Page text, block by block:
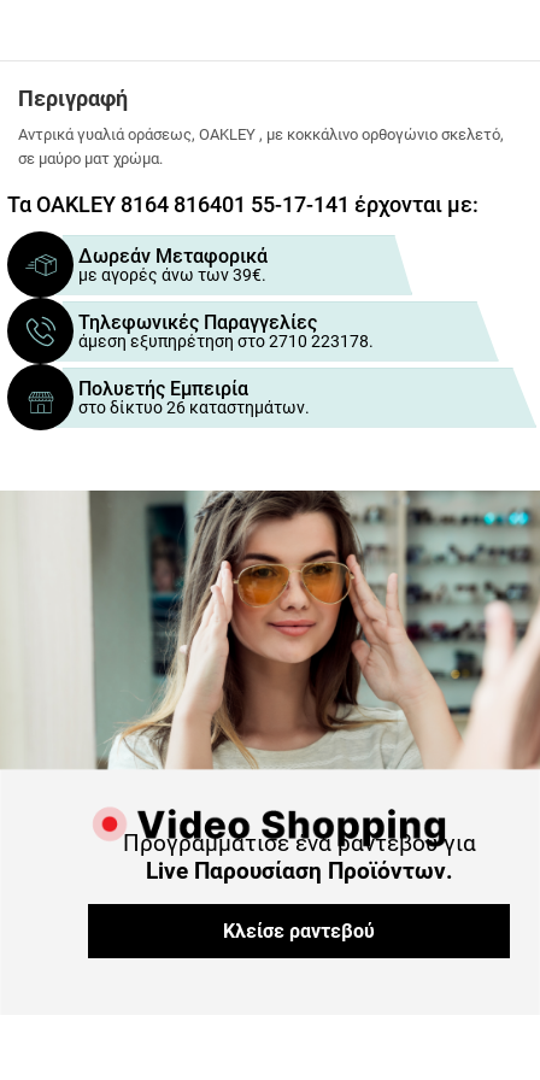
Περιγραφή
Αντρικά γυαλιά οράσεως, OAKLEY , με κοκκάλινο ορθογώνιο σκελετό,
σε μαύρο ματ χρώμα.
Τα OAKLEY 8164 816401 55-17-141 έρχονται με:
Δωρεάν Μεταφορικά
με αγορές άνω των 39€.
Τηλεφωνικές Παραγγελίες
άμεση εξυπηρέτηση στο 2710 223178.
Πολυετής Εμπειρία
στο δίκτυο 26 καταστημάτων.
Προγραμμάτισε ένα ραντεβού για
Live Παρουσίαση Προϊόντων.
Κλείσε ραντεβού